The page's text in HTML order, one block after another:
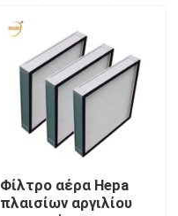
Φίλτρο αέρα Hepa
πλαισίων αργιλίου